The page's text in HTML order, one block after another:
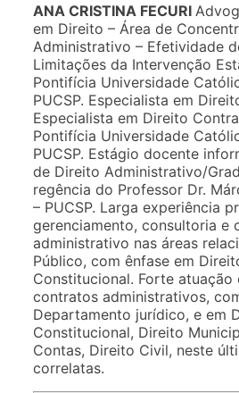
ANA CRISTINA FECURI
em Direito – Área de
Administrativo – Efetividade
Limitações da Intervenção
Pontifícia Universidade
PUCSP. Especialista em
Especialista em Direito
Pontifícia Universidade
PUCSP. Estágio docente
de Direito Administrativo/
regência do Professor Dr.
– PUCSP. Larga experiência
gerenciamento, consultoria e
administrativo nas áreas
Público, com ênfase em
Constitucional. Forte atuação
contratos administrativos,
Departamento jurídico, e em
Constitucional, Direito
Contas, Direito Civil, neste
correlatas.